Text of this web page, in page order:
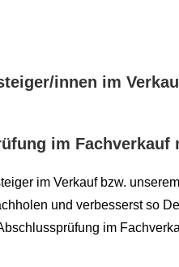
innen im
im Fachverkauf
im Verkauf bzw.
und verbesserst so
im